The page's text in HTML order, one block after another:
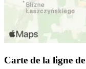
Carte de la ligne